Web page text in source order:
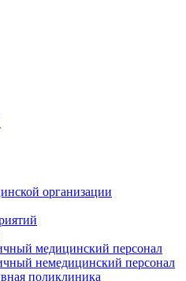
организации
медицинский персонал
немедицинский персонал
поликлиника